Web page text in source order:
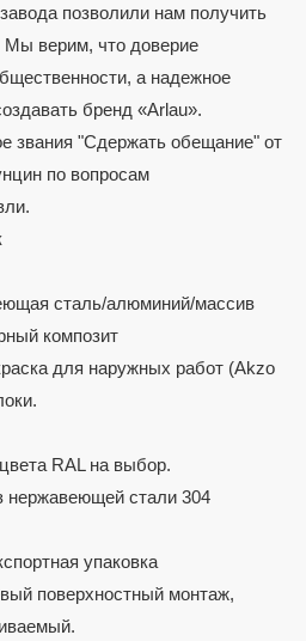
позволили нам получить
Мы верим, что доверие
а надежное
бренд «Arlau».
звания "Сдержать обещание" от
по вопросам
сталь/алюминий/массив
композит
для наружных работ (Akzo
RAL на выбор.
нержавеющей стали 304
упаковка
поверхностный монтаж,